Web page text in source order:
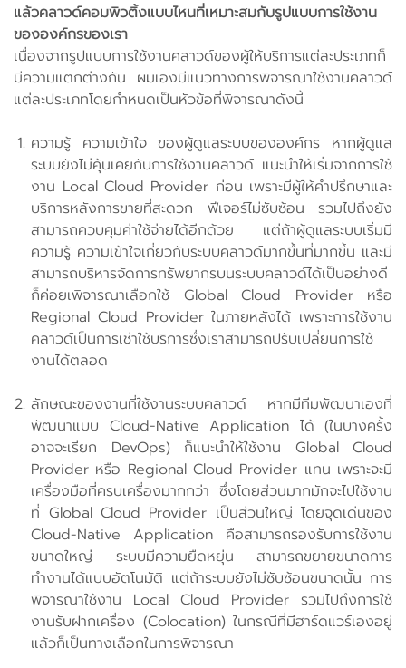
แล้วคลาวด์คอมพิวติ้งแบบไหนที่เหมาะสมกับรูปแบบการใช้งาน
ขององค์กรของเรา
เนื่องจากรูปแบบการใช้งานคลาวด์ของผู้ให้บริการแต่ละประเภทก็
มีความแตกต่างกัน ผมเองมีแนวทางการพิจารณาใช้งานคลาวด์
แต่ละประเภทโดยกำหนดเป็นหัวข้อที่พิจารณาดังนี้
ความรู้ ความเข้าใจ ของผู้ดูแลระบบขององค์กร หากผู้ดูแล
ระบบยังไม่คุ้นเคยกับการใช้งานคลาวด์ แนะนำให้เริ่มจากการใช้
งาน Local Cloud Provider ก่อน เพราะมีผู้ให้คำปรึกษาและ
บริการหลังการขายที่สะดวก ฟีเจอร์ไม่ซับซ้อน รวมไปถึงยัง
สามารถควบคุมค่าใช้จ่ายได้อีกด้วย แต่ถ้าผู้ดูแลระบบเริ่มมี
ความรู้ ความเข้าใจเกี่ยวกับระบบคลาวด์มากขึ้นที่มากขึ้น และมี
สามารถบริหารจัดการทรัพยากรบนระบบคลาวด์ได้เป็นอย่างดี
ก็ค่อยเพิจารณาเลือกใช้ Global Cloud Provider หรือ
Regional Cloud Provider ในภายหลังได้ เพราะการใช้งาน
คลาวด์เป็นการเช่าใช้บริการซึ่งเราสามารถปรับเปลี่ยนการใช้
งานได้ตลอด
ลักษณะของงานที่ใช้งานระบบคลาวด์ หากมีทีมพัฒนาเองที่
พัฒนาแบบ Cloud-Native Application ได้ (ในบางครั้ง
อาจจะเรียก DevOps) ก็แนะนำให้ใช้งาน Global Cloud
Provider หรือ Regional Cloud Provider แทน เพราะจะมี
เครื่องมือที่ครบเครื่องมากกว่า ซึ่งโดยส่วนมากมักจะไปใช้งาน
ที่ Global Cloud Provider เป็นส่วนใหญ่ โดยจุดเด่นของ
Cloud-Native Application คือสามารถรองรับการใช้งาน
ขนาดใหญ่ ระบบมีความยืดหยุ่น สามารถขยายขนาดการ
ทำงานได้แบบอัตโนมัติ แต่ถ้าระบบยังไม่ซับซ้อนขนาดนั้น การ
พิจารณาใช้งาน Local Cloud Provider รวมไปถึงการใช้
งานรับฝากเครื่อง (Colocation) ในกรณีที่มีฮาร์ดแวร์เองอยู่
แล้วก็เป็นทางเลือกในการพิจารณา